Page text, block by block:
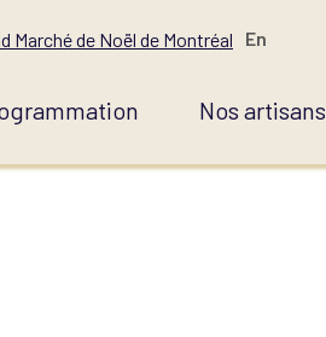
Marché de Noël de Montréal En
Nos artisans